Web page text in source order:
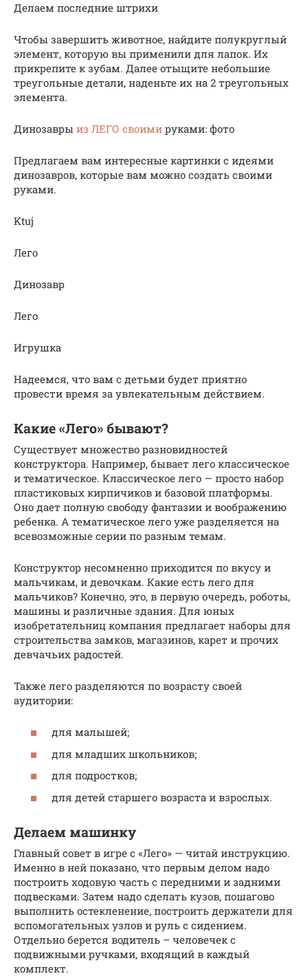
Делаем последние штрихи
Чтобы завершить животное, найдите полукруглый
элемент, которую вы применили для лапок. Их
прикрепите к зубам. Далее отыщите небольшие
треугольные детали, наденьте их на 2 треугольных
элемента.
Динозавры из ЛЕГО своими руками: фото
Предлагаем вам интересные картинки с идеями
динозавров, которые вам можно создать своими
руками.
Ktuj
Лего
Динозавр
Лего
Игрушка
Надеемся, что вам с детьми будет приятно
провести время за увлекательным действием.
Какие «Лего» бывают?
Существует множество разновидностей
конструктора. Например, бывает лего классическое
и тематическое. Классическое лего — просто набор
пластиковых кирпичиков и базовой платформы.
Оно дает полную свободу фантазии и воображению
ребенка. А тематическое лего уже разделяется на
всевозможные серии по разным темам.
Конструктор несомненно приходится по вкусу и
мальчикам, и девочкам. Какие есть лего для
мальчиков? Конечно, это, в первую очередь, роботы,
машины и различные здания. Для юных
изобретательниц компания предлагает наборы для
строительства замков, магазинов, карет и прочих
девчачьих радостей.
Также лего разделяются по возрасту своей
аудитории:
для малышей;
для младших школьников;
для подростков;
для детей старшего возраста и взрослых.
Делаем машинку
Главный совет в игре с «Лего» — читай инструкцию.
Именно в ней показано, что первым делом надо
построить ходовую часть c передними и задними
подвесками. Затем надо сделать кузов, пошагово
выполнить остекленение, построить держатели для
вспомогательных узлов и руль с сидением.
Отдельно берется водитель – человечек с
подвижными ручками, входящий в каждый
комплект.